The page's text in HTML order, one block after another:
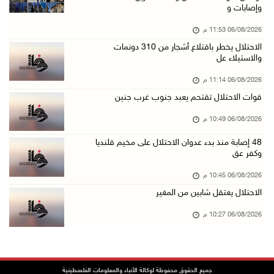
الاحتلال يوسع حملات الدهم والاعتقال في قلنديا ...
06/آب/2026 08:06 م
الرئيس المصري وملك البحرين يشددان على ضرورة ت ...
رابطة العالم الإسلامي تدين تواصل انتهاكات الا ...
اليونيسف: استشهاد 300 طفل منذ وقف إطلاق النار ...
إصابتان بالرصاص والاعتداء خلال اقتحام الاحتلا ...
وإصابات و
06/08/2026 11:53 م
الاحتلال يخطر باقتلاع أشجار من 310 دونمات
والاستيلاء عل
06/08/2026 11:14 م
قوات الاحتلال تقتحم يعبد جنوب غرب جنين
06/08/2026 10:49 م
48 إصابة منذ بدء عدوان الاحتلال على مخيم قلنديا
وكفر عق
06/08/2026 10:45 م
الاحتلال يعتقل شابين من المغير
06/08/2026 10:27 م
جميع الحقوق محفوظة لوكالة الأنباء والمعلومات الفلسطينية